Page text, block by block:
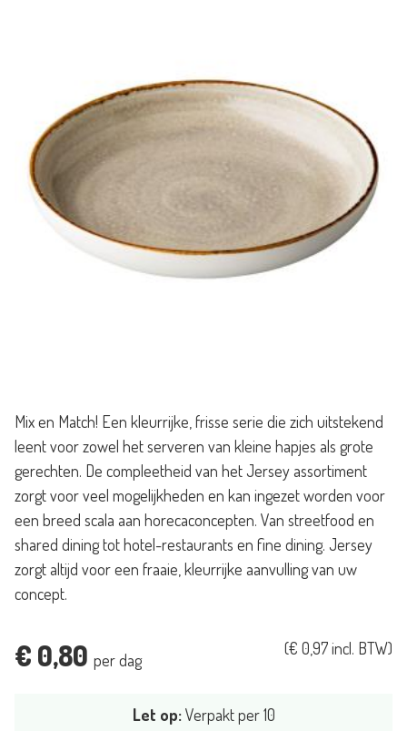
Mix en Match! Een kleurrijke, frisse serie die zich uitstekend
leent voor zowel het serveren van kleine hapjes als grote
gerechten. De compleetheid van het Jersey assortiment
zorgt voor veel mogelijkheden en kan ingezet worden voor
een breed scala aan horecaconcepten. Van streetfood en
shared dining tot hotel-restaurants en fine dining. Jersey
zorgt altijd voor een fraaie, kleurrijke aanvulling van uw
concept.
€ 0,80 per dag
(€ 0,97incl. BTW)
Let op:Verpakt per 10